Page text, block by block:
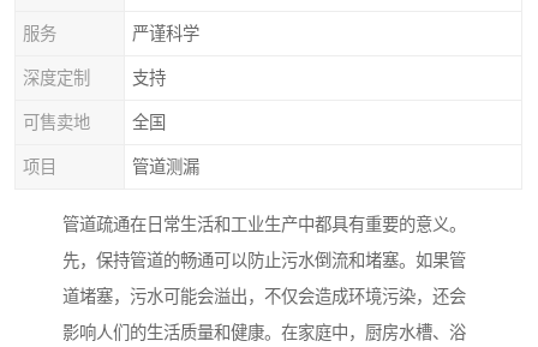
服务 严谨科学
深度定制 支持
可售卖地 全国
项目 管道测漏
管道疏通在日常生活和工业生产中都具有重要的意义。
先，保持管道的畅通可以防止污水倒流和堵塞。如果管
道堵塞，污水可能会溢出，不仅会造成环境污染，还会
影响人们的生活质量和健康。在家庭中，厨房水槽、浴